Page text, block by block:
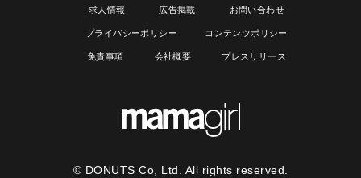
求人情報 広告掲載 お問い合わせ
プライバシーポリシー コンテンツポリシー
免責事項 会社概要 プレスリリース
© DONUTS Co, Ltd. All rights reserved.